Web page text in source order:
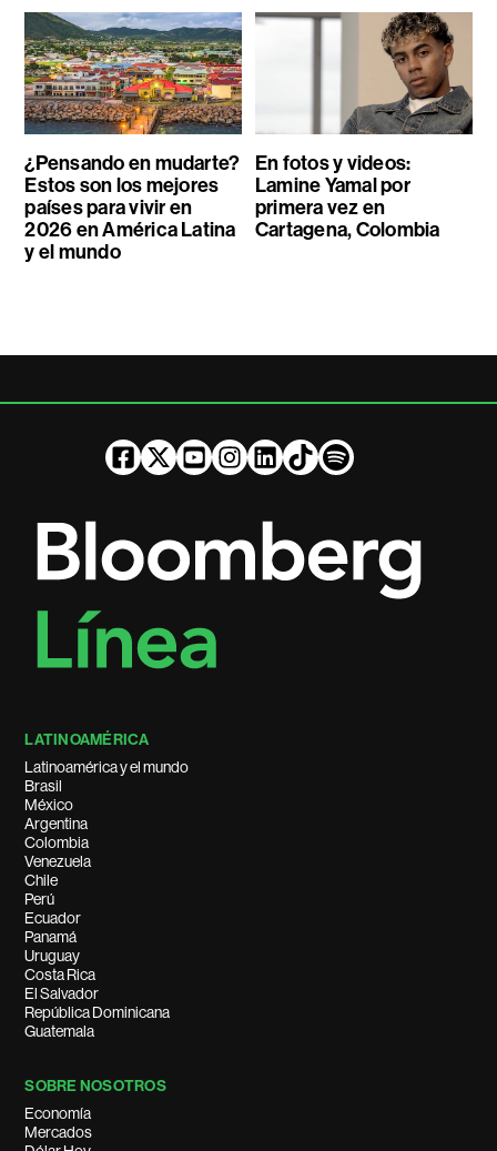
¿Pensando en mudarte?
Estos son los mejores
países para vivir en
2026 en América Latina
y el mundo
En fotos y videos:
Lamine Yamal por
primera vez en
Cartagena, Colombia
LATINOAMÉRICA
Latinoamérica y el mundo
Brasil
México
Argentina
Colombia
Venezuela
Chile
Perú
Ecuador
Panamá
Uruguay
Costa Rica
El Salvador
República Dominicana
Guatemala
SOBRE NOSOTROS
Economía
Mercados